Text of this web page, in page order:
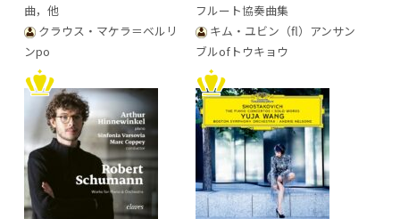
曲，他
クラウス・マケラ＝ベルリ
ンpo
フルート協奏曲集
キム・ユビン（fl）アンサン
ブルofトウキョウ